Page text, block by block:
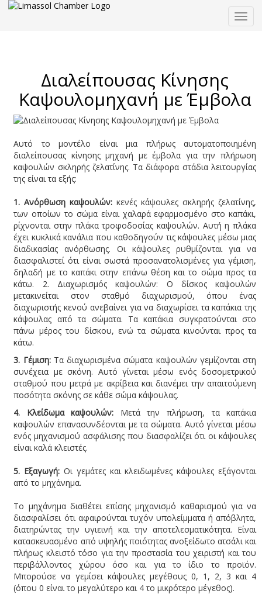
Διαλείπουσας Κίνησης
Καψουλομηχανή με Έμβολα
Αυτό το μοντέλο είναι μια πλήρως αυτοματοποιημένη
διαλείπουσας κίνησης μηχανή με έμβολα για την πλήρωση
καψουλών σκληρής ζελατίνης. Τα διάφορα στάδια λειτουργίας
της είναι τα εξής:
1.Ανόρθωση καψουλών: κενές κάψουλες σκληρής ζελατίνης,
των οποίων το σώμα είναι χαλαρά εφαρμοσμένο στο καπάκι,
ρίχνονται στην πλάκα τροφοδοσίας καψουλών. Αυτή η πλάκα
έχει κυκλικά κανάλια που καθοδηγούν τις κάψουλες μέσω μιας
διαδικασίας ανόρθωσης. Οι κάψουλες ρυθμίζονται για να
διασφαλιστεί ότι είναι σωστά προσανατολισμένες για γέμιση,
δηλαδή με το καπάκι στην επάνω θέση και το σώμα προς τα
κάτω. 2. Διαχωρισμός καψουλών: Ο δίσκος καψουλών
μετακινείται στον σταθμό διαχωρισμού, όπου ένας
διαχωριστής κενού ανεβαίνει για να διαχωρίσει τα καπάκια της
κάψουλας από τα σώματα. Τα καπάκια συγκρατούνται στο
πάνω μέρος του δίσκου, ενώ τα σώματα κινούνται προς τα
κάτω.
3. Γέμιση: Τα διαχωρισμένα σώματα καψουλών γεμίζονται στη
συνέχεια με σκόνη. Αυτό γίνεται μέσω ενός δοσομετρικού
σταθμού που μετρά με ακρίβεια και διανέμει την απαιτούμενη
ποσότητα σκόνης σε κάθε σώμα κάψουλας.
4. Κλείδωμα καψουλών:
Μετά την πλήρωση, τα καπάκια
καψουλών επανασυνδέονται με τα σώματα. Αυτό γίνεται μέσω
ενός μηχανισμού ασφάλισης που διασφαλίζει ότι οι κάψουλες
είναι καλά κλειστές.
5. Εξαγωγή: Οι γεμάτες και κλειδωμένες κάψουλες εξάγονται
από το μηχάνημα.
Το μηχάνημα διαθέτει επίσης μηχανισμό καθαρισμού για να
διασφαλίσει ότι αφαιρούνται τυχόν υπολείμματα ή απόβλητα,
διατηρώντας την υγιεινή και την αποτελεσματικότητα. Είναι
κατασκευασμένο από υψηλής ποιότητας ανοξείδωτο ατσάλι και
πλήρως κλειστό τόσο για την προστασία του χειριστή και του
περιβάλλοντος χώρου όσο και για το ίδιο το προϊόν.
Μπορούσε να γεμίσει κάψουλες μεγέθους 0, 1, 2, 3 και 4
(όπου 0 είναι το μεγαλύτερο και 4 το μικρότερο μέγεθος).